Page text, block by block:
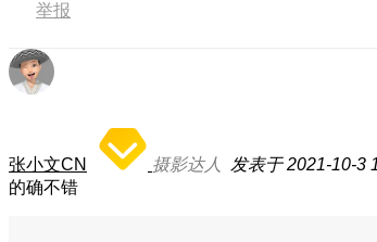
举报
张小文CN 摄影达人 发表于 2021-10-3
的确不错